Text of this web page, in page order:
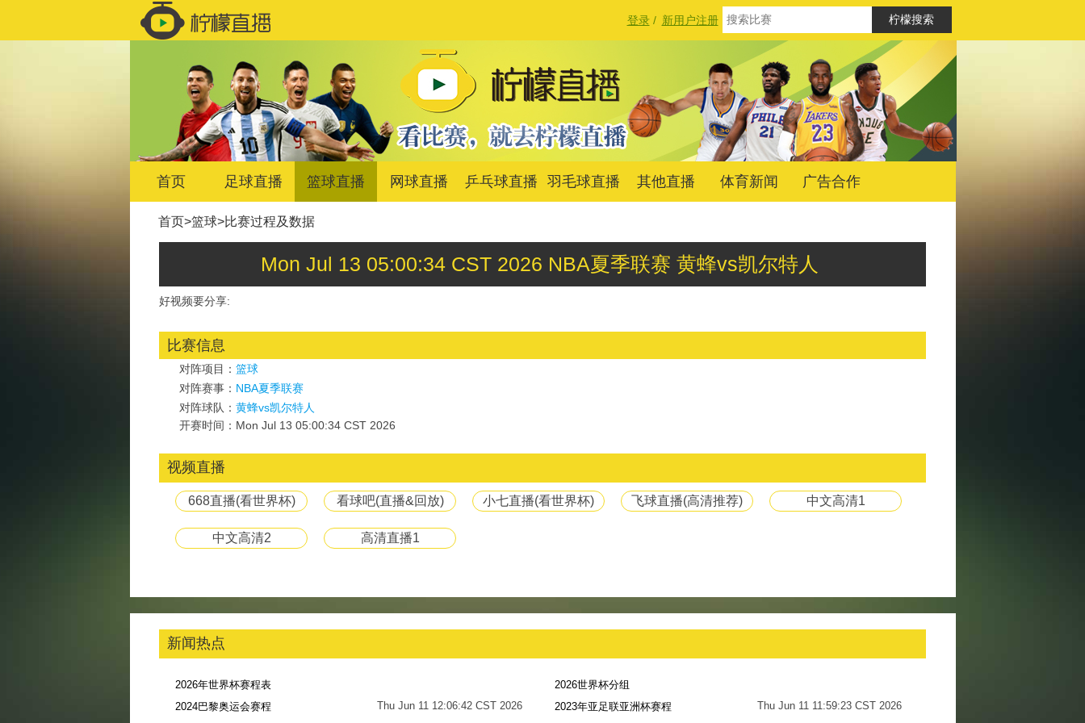
登录/ 新用户注册
首页 足球直播 篮球直播 网球直播 乒乓球直播 羽毛球直播 其他直播 体育新闻 广告合作
首页>篮球>比赛过程及数据
Mon Jul 13 05:00:34 CST 2026 NBA夏季联赛 黄蜂vs凯尔特人
好视频要分享:
比赛信息
对阵项目： 篮球
对阵赛事： NBA夏季联赛
对阵球队： 黄蜂vs凯尔特人
开赛时间：Mon Jul 13 05:00:34 CST 2026
视频直播
668直播(看世界杯) 看球吧(直播&回放) 小七直播(看世界杯) 飞球直播(高清推荐) 中文高清1
中文高清2 高清直播1
新闻热点
2026年世界杯赛程表
Thu Jun 11 12:06:42 CST 2026
2026世界杯分组
Thu Jun 11 11:59:23 CST 2026
2024巴黎奥运会赛程
2023年亚足联亚洲杯赛程